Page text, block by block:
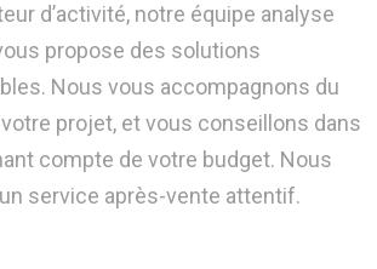
d’activité, notre équipe analyse
propose des solutions
Nous vous accompagnons du
projet, et vous conseillons dans
compte de votre budget. Nous
service après-vente attentif.